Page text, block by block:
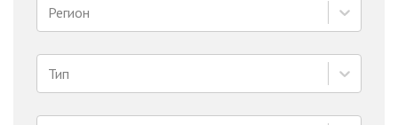
Регион
Тип